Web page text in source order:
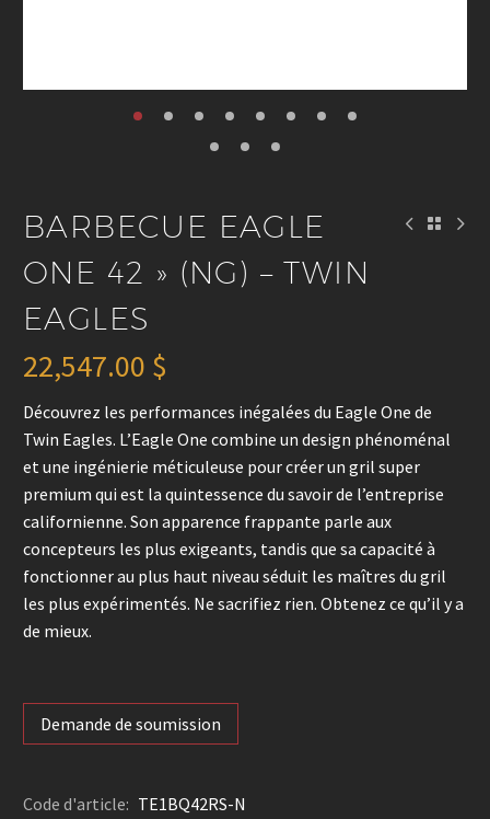
BARBECUE EAGLE
ONE 42 » (NG) – TWIN
EAGLES
22,547.00 $
Découvrez les performances inégalées du Eagle One de
Twin Eagles. L’Eagle One combine un design phénoménal
et une ingénierie méticuleuse pour créer un gril super
premium qui est la quintessence du savoir de l’entreprise
californienne. Son apparence frappante parle aux
concepteurs les plus exigeants, tandis que sa capacité à
fonctionner au plus haut niveau séduit les maîtres du gril
les plus expérimentés. Ne sacrifiez rien. Obtenez ce qu’il y a
de mieux.
Demande de soumission
Code d'article: TE1BQ42RS-N